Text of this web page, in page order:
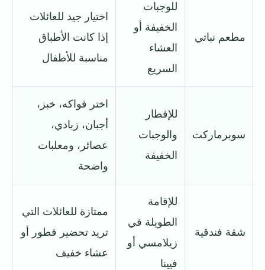
مطعم نباتي
للوجبات
الخفيفة أو
العشاء
السريع
اختيار جيد للعائلات
إذا كانت الأطباق
مناسبة للأطفال
سوبرماركت
للإفطار
والوجبات
الخفيفة
اختر فواكه، خبز،
أجبان، زبادي،
عصائر، ومعلبات
واضحة
شقة فندقية
للإقامة
الطويلة في
زيلامسي أو
فيينا
ممتازة للعائلات التي
تريد تحضير فطور أو
عشاء خفيف